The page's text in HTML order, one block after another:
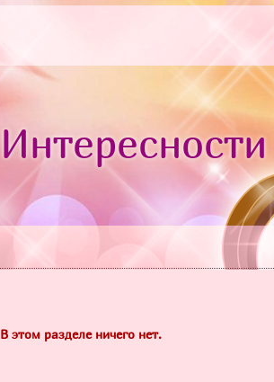
Интересности
В этом разделе ничего нет.